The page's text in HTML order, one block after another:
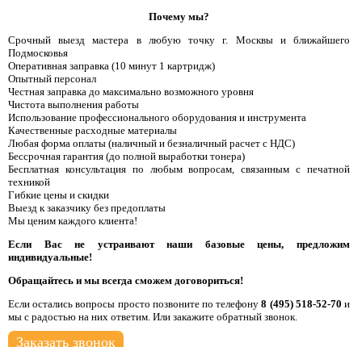
Почему мы?
Срочный выезд мастера в любую точку г. Москвы и ближайшего
Подмосковья
Оперативная заправка (10 минут 1 картридж)
Опытный персонал
Честная заправка до максимально возможного уровня
Чистота выполнения работы
Использование профессионального оборудования и инструмента
Качественные расходные материалы
Любая форма оплаты (наличный и безналичный расчет с НДС)
Бессрочная гарантия (до полной выработки тонера)
Бесплатная консультация по любым вопросам, связанным с печатной
техникой
Гибкие цены и скидки
Выезд к заказчику без предоплаты
Мы ценим каждого клиента!
Если Вас не устраивают наши базовые цены, предложим
индивидуальные!
Обращайтесь и мы всегда сможем договориться!
Если остались вопросы просто позвоните по телефону8 (495) 518-52-70 и
мы с радостью на них ответим. Или закажите обратный звонок.
Заказать звонок